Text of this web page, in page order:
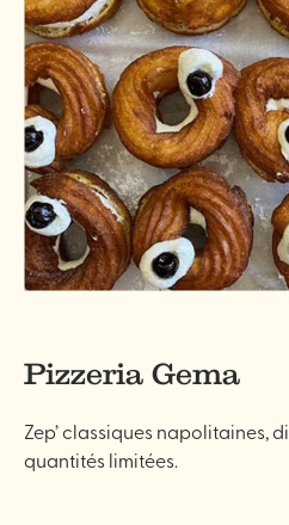
Pizzeria Gema
Zep’ classiques napolitaines,
quantités limitées.